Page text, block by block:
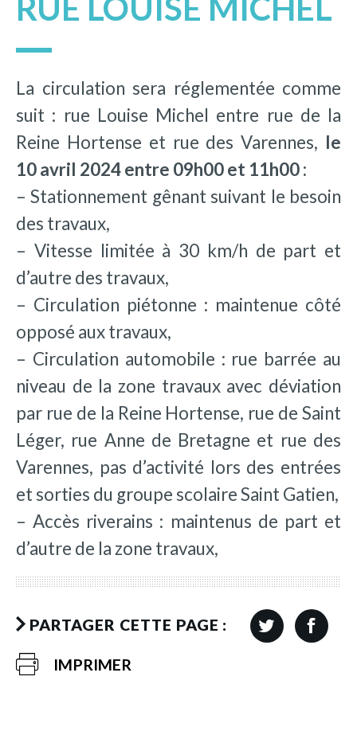
RUE LOUISE MICHEL
La circulation sera réglementée comme
suit : rue Louise Michel entre rue de la
Reine Hortense et rue des Varennes, le
10 avril 2024 entre 09h00 et 11h00 :
– Stationnement gênant suivant le besoin
des travaux,
– Vitesse limitée à 30 km/h de part et
d’autre des travaux,
– Circulation piétonne : maintenue côté
opposé aux travaux,
– Circulation automobile : rue barrée au
niveau de la zone travaux avec déviation
par rue de la Reine Hortense, rue de Saint
Léger, rue Anne de Bretagne et rue des
Varennes, pas d’activité lors des entrées
et sorties du groupe scolaire Saint Gatien,
– Accès riverains : maintenus de part et
d’autre de la zone travaux,
PARTAGER CETTE PAGE :
IMPRIMER